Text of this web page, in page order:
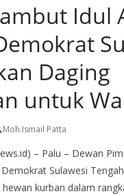
Idul
Daging
untuk
Moh.Ismail Patta
– Palu – Dewan
Sulawesi
kurban dalam